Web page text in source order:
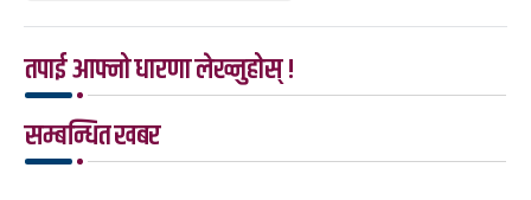
तपाई आफ्नो धारणा लेख्नुहोस् !
सम्बन्धित खबर